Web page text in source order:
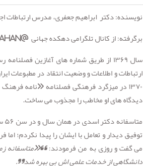
نویسنده: دکتر ابراهیم جعفری، مدرس ارتباطات
برگرفته: از کانال تلگرامی دهکده جهانی @dehkade_jahan
سال ۱۳۶۹ از طریق شماره های آغازین
ارتباطات و اطلاعات و وضعیت انتقاد در مطبوعات
۱۳۷۰ در میزگرد فرهنگی فصلنامه «نامه
دیدگاه های او مخاطب را مجذوب می ساخت.
توفیق دیدار و تعامل با ایشان را پیدا نکردم؛
می گفت و روزی به من فرمودند:“«متاسفانه
دانشگاهی از خدمات علمی اش بی بهره شد”.